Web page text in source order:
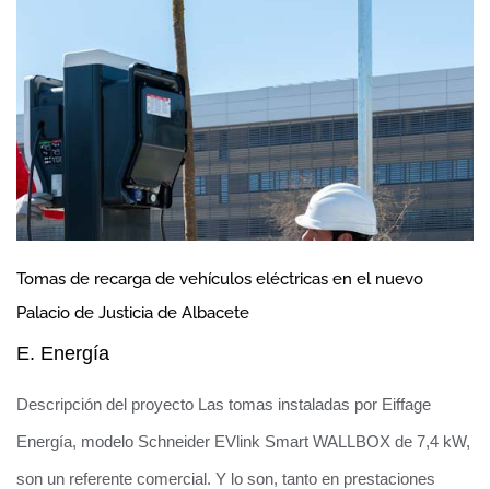
del metro de Madrid
Tomas de recarga de vehículos eléctricas en el nuevo
Palacio de Justicia de Albacete
E. Energía
Descripción del proyecto Las tomas instaladas por Eiffage
Energía, modelo Schneider EVlink Smart WALLBOX de 7,4 kW,
son un referente comercial. Y lo son, tanto en prestaciones